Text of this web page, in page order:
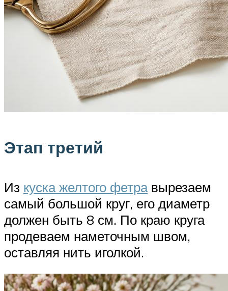
Этап третий
Из куска желтого фетравырезаем
самый большой круг, его диаметр
должен быть 8 см. По краю круга
продеваем наметочным швом,
оставляя нить иголкой.